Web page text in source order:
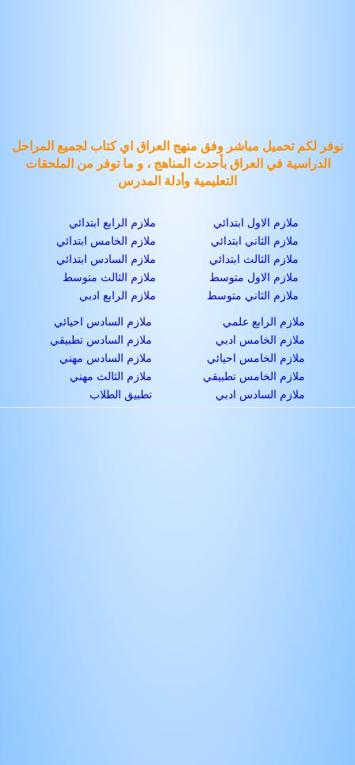
نوفر لكم تحميل مباشر وفق منهج العراق اي كتاب لجميع المراحل
الدراسية في العراق بأحدث المناهج ، و ما توفر من الملحقات
التعليمية وأدلة المدرس
ملازم الرابع ابتدائي
ملازم الخامس ابتدائي
ملازم السادس ابتدائي
ملازم الثالث متوسط
ملازم الرابع ادبي
ملازم الاول ابتدائي
ملازم الثاني ابتدائي
ملازم الثالث ابتدائي
ملازم الاول متوسط
ملازم الثاني متوسط
ملازم السادس احيائي
ملازم السادس تطبيقي
ملازم السادس مهني
ملازم الثالث مهني
تطبيق الطلاب
ملازم الرابع علمي
ملازم الخامس ادبي
ملازم الخامس احيائي
ملازم الخامس تطبيقي
ملازم السادس ادبي